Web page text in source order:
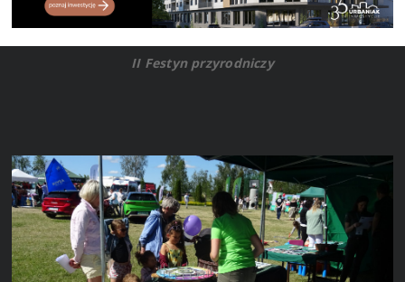
II Festyn przyrodniczy